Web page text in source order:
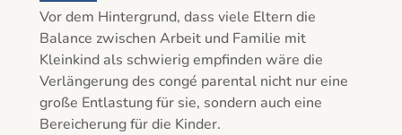
Vor dem Hintergrund, dass viele Eltern die
Balance zwischen Arbeit und Familie mit
Kleinkind als schwierig empfinden wäre die
Verlängerung des congé parental nicht nur eine
große Entlastung für sie, sondern auch eine
Bereicherung für die Kinder.